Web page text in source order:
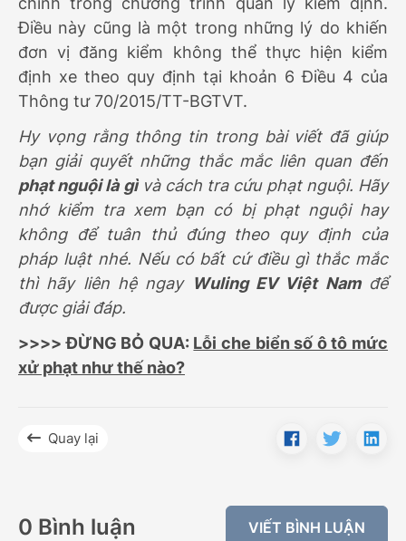
Điều này cũng là một trong những lý do khiến
đơn vị đăng kiểm không thể thực hiện kiểm
định xe theo quy định tại khoản 6 Điều 4 của
Thông tư 70/2015/TT-BGTVT.
Hy vọng rằng thông tin trong bài viết đã giúp
bạn giải quyết những thắc mắc liên quan đến
phạt nguội là gìvà cách tra cứu phạt nguội. Hãy
nhớ kiểm tra xem bạn có bị phạt nguội hay
không để tuân thủ đúng theo quy định của
pháp luật nhé. Nếu có bất cứ điều gì thắc mắc
thì hãy liên hệ ngay Wuling EV Việt Namđể
được giải đáp.
>>>> ĐỪNG BỎ QUA: Lỗi che biển số ô tô mức
xử phạt như thế nào?
Quay lại
0 Bình luận VIẾT BÌNH LUẬN